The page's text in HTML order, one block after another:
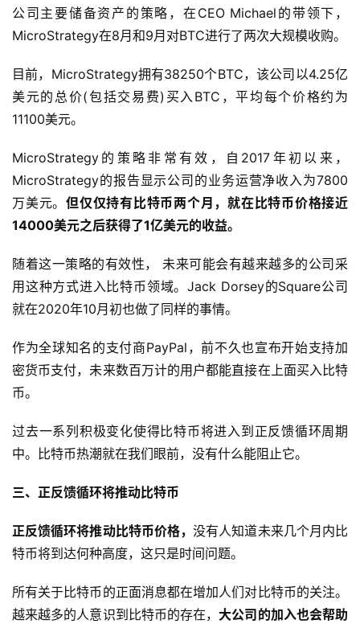
公司主要储备资产的策略，在CEO Michael的带领下，
MicroStrategy在8月和9月对BTC进行了两次大规模收购。
目前，MicroStrategy拥有38250个BTC，该公司以4.25亿
美元的总价(包括交易费)买入BTC，平均每个价格约为
11100美元。
MicroStrategy的策略非常有效，自2017年初以来，
MicroStrategy的报告显示公司的业务运营净收入为7800
万美元。 但仅仅持有比特币两个月，就在比特币价格接近
14000美元之后获得了1亿美元的收益。
随着这一策略的有效性， 未来可能会有越来越多的公司采
用这种方式进入比特币领域。Jack Dorsey的Square公司
就在2020年10月初也做了同样的事情。
作为全球知名的支付商PayPal，前不久也宣布开始支持加
密货币支付，未来数百万计的用户都能直接在上面买入比特
币。
过去一系列积极变化使得比特币将进入到正反馈循环周期
中。比特币热潮就在我们眼前，没有什么能阻止它。
三、正反馈循环将推动比特币
正反馈循环将推动比特币价格，没有人知道未来几个月内比
特币将到达何种高度，这只是时间问题。
所有关于比特币的正面消息都在增加人们对比特币的关注。
越来越多的人意识到比特币的存在，大公司的加入也会帮助